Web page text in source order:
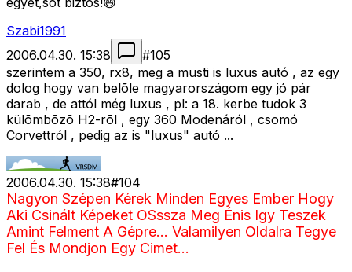
Szabi1991
2006.04.30. 15:38
#105
szerintem a 350, rx8, meg a musti is luxus autó , az egy
dolog hogy van belõle magyarországom egy jó pár
darab , de attól még luxus , pl: a 18. kerbe tudok 3
külõmbõzõ H2-rõl , egy 360 Modenáról , csomó
Corvettról , pedig az is "luxus" autó ...
2006.04.30. 15:38#104
Nagyon Szépen Kérek Minden Egyes Ember Hogy
Aki Csinált Képeket OSssza Meg Énis Igy Teszek
Amint Felment A Gépre... Valamilyen Oldalra Tegye
Fel És Mondjon Egy Cimet...